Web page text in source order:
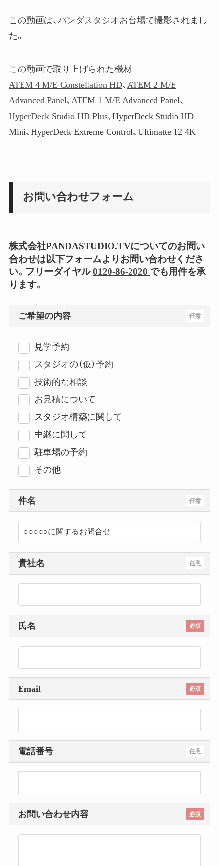
この動画は、 パンダスタジオお台場で撮影されまし
た。
この動画で取り上げられた機材
ATEM 4 M/E Constellation HD、 ATEM 2 M/E
Advanced Panel、 ATEM 1 M/E Advanced Panel、
HyperDeck Studio HD Plus、HyperDeck Studio HD
Mini、HyperDeck Extreme Control、Ultimatte 12 4K
お問い合わせフォーム
株式会社PANDASTUDIO.TVについてのお問い
合わせは以下フォームよりお問い合わせくださ
い。フリーダイヤル0120-86-2020 でも用件を承
ります。
任意
ご希望の内容
見学予約
スタジオの（仮）予約
技術的な相談
お見積について
スタジオ構築に関して
中継に関して
駐車場の予約
その他
任意
件名
任意
貴社名
必須
氏名
必須
Email
任意
電話番号
必須
お問い合わせ内容